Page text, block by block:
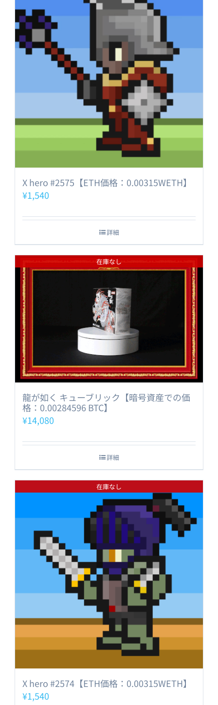
X hero #2575【ETH価格：0.00315WETH】
¥1,540
詳細
在庫なし
龍が如く キューブリック【暗号資産での価
格：0.00284596 BTC】
¥14,080
詳細
在庫なし
X hero #2574【ETH価格：0.00315WETH】
¥1,540